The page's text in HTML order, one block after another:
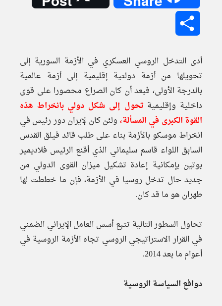
أدى التدخل الروسي العسكري في الأزمة السورية إلى
تحويلها من أزمة دولتية إقليمية إلى أزمة عالمية
بالدرجة الأولى، فبعد أن كان الصراع محصورا على قوى
داخلية وإقليمية تحول إلى شكل دولي بانخراط هذه
القوة الكبرى في المسألة، ولئن كان لإيران دور رئيس في
انخراط موسكو بالأزمة بناء على طلب قائد فيلق القدس
السابق اللواء قاسم سليماني الذي أقنع الرئيس فلاديمير
بوتين بإمكانية إعادة تشكيل ميزان القوى الدولي من
جديد حال تدخل روسيا في الأزمة، فإن ما خططت لها
طهران هو ما قد كان.
تحاول السطور التالية تتبع أسس العامل الإيراني الضمني
في القرار الاستراتيجي الروسي تجاه الأزمة الروسية في
أعوام ما بعد 2014.
دوافع السياسة الروسية